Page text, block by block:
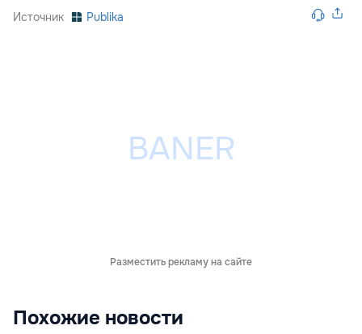
Источник Publika
Разместить рекламу на сайте
Похожие новости